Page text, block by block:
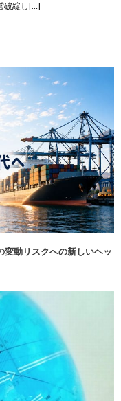
破綻し[…]
変動リスクへの新しいヘッ